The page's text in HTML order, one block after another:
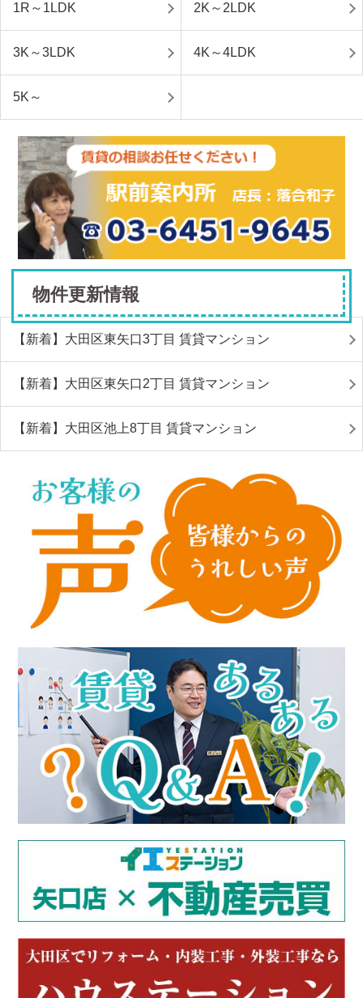
1R～1LDK 2K～2LDK
3K～3LDK 4K～4LDK
5K～
物件更新情報
【新着】大田区東矢口3丁目 賃貸マンション
【新着】大田区東矢口2丁目 賃貸マンション
【新着】大田区池上8丁目 賃貸マンション